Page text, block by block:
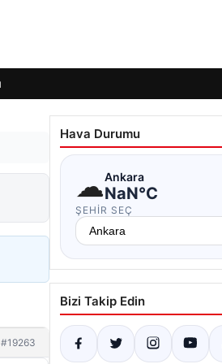
#19263
Hava Durumu
☁Ankara
NaN°C
ŞEHIR SEÇ
Bizi Takip Edin